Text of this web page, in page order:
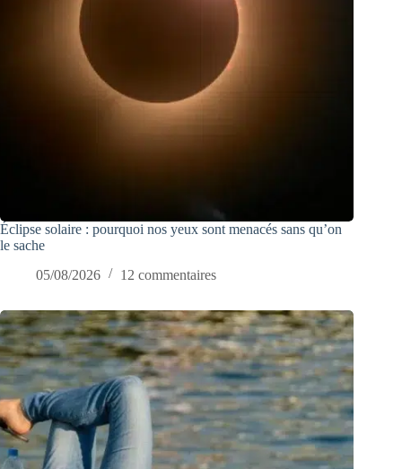
Éclipse solaire : pourquoi nos yeux sont menacés sans qu’on
le sache
05/08/2026
12 commentaires